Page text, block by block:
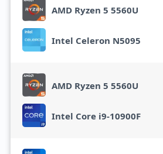
AMD Ryzen 5 5560U
Intel Celeron N5095
AMD Ryzen 5 5560U
Intel Core i9-10900F